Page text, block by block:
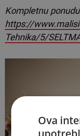
Kompletnu
https://
Tehnika/5/
Ova